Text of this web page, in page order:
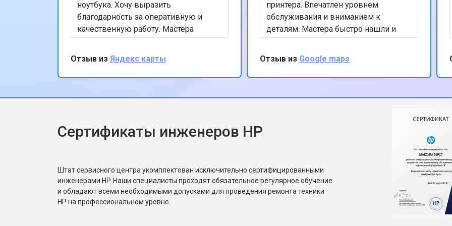
Ремонт цепи питания от 70 мин
Замена USB порта
Замена звуковой карты от 50 мин
Замена кулера ноутбука HP
Замена оперативной памяти от 50 мин
ноутбука. Хочу выразить
благодарность за оперативную и
качественную работу. Мастера
профессионально устранили
проблему, и теперь мой ноутбук
работает безупречно. Особенно
порадовало, что ремонт был
вашу работу!
Отзыв из Яндекс карты
принтера. Впечатлен уровнем
обслуживания и вниманием к
деталям. Мастера быстро нашли и
устранили проблему, а также
предоставили полезные советы по
уходу за устройством. Ценю ваш
профессионализм и рекомендую
Отзыв из Google maps
Сертификаты инженеров HP
Штат сервисного центра укомплектован исключительно сертифицированными
инженерами HP. Наши специалисты проходят обязательное регулярное обучение
и обладают всеми необходимыми допусками для проведения ремонта техники
HP на профессиональном уровне.